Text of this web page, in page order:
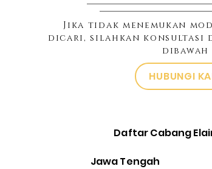
Jika tidak menemukan
dicari, silahkan konsultasi
dibawah
HUBUNGI
Daftar Cabang
Jawa Tengah